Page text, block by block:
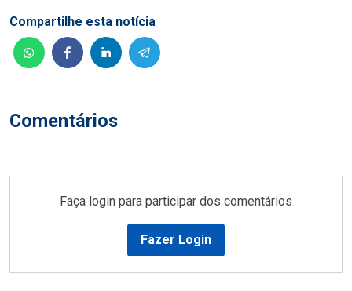
Comentários
Compartilhe esta notícia
Faça login para participar dos comentários
Fazer Login